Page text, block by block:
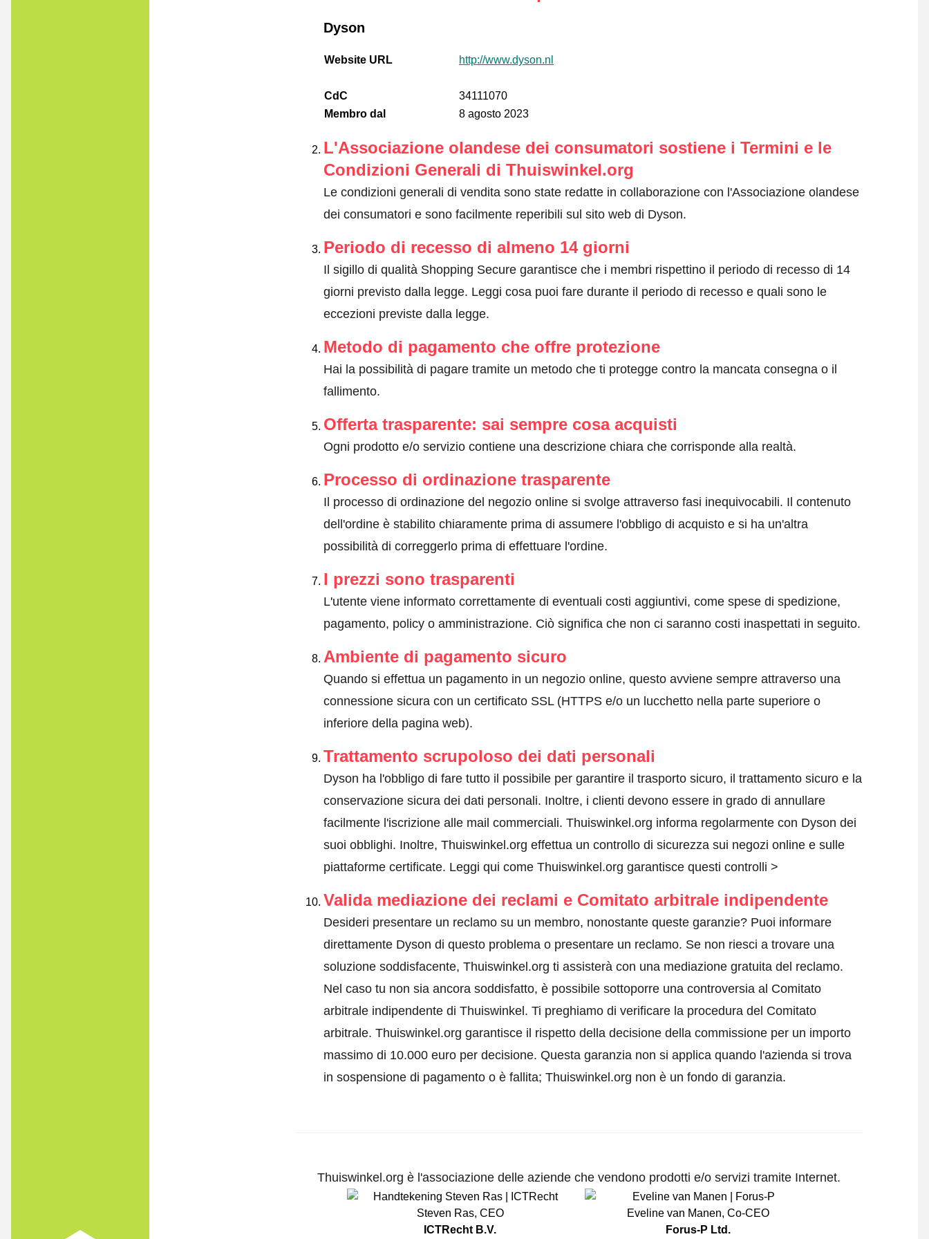
Dyson
Website URL http://www.dyson.nl
CdC
34111070
Membro dal
8 agosto 2023
L'Associazione olandese dei consumatori sostiene i Termini e le
Condizioni Generali di Thuiswinkel.org
Le condizioni generali di vendita sono state redatte in collaborazione con l'Associazione olandese
dei consumatori e sono facilmente reperibili sul sito web di Dyson.
Periodo di recesso di almeno 14 giorni
Il sigillo di qualità Shopping Secure garantisce che i membri rispettino il periodo di recesso di 14
giorni previsto dalla legge. Leggi cosa puoi fare durante il periodo di recesso e quali sono le
eccezioni previste dalla legge.
Metodo di pagamento che offre protezione
Hai la possibilità di pagare tramite un metodo che ti protegge contro la mancata consegna o il
fallimento.
Offerta trasparente: sai sempre cosa acquisti
Ogni prodotto e/o servizio contiene una descrizione chiara che corrisponde alla realtà.
Processo di ordinazione trasparente
Il processo di ordinazione del negozio online si svolge attraverso fasi inequivocabili. Il contenuto
dell'ordine è stabilito chiaramente prima di assumere l'obbligo di acquisto e si ha un'altra
possibilità di correggerlo prima di effettuare l'ordine.
I prezzi sono trasparenti
L'utente viene informato correttamente di eventuali costi aggiuntivi, come spese di spedizione,
pagamento, policy o amministrazione. Ciò significa che non ci saranno costi inaspettati in seguito.
Ambiente di pagamento sicuro
Quando si effettua un pagamento in un negozio online, questo avviene sempre attraverso una
connessione sicura con un certificato SSL (HTTPS e/o un lucchetto nella parte superiore o
inferiore della pagina web).
Trattamento scrupoloso dei dati personali
Dyson ha l'obbligo di fare tutto il possibile per garantire il trasporto sicuro, il trattamento sicuro e la
conservazione sicura dei dati personali. Inoltre, i clienti devono essere in grado di annullare
facilmente l'iscrizione alle mail commerciali. Thuiswinkel.org informa regolarmente con Dyson dei
suoi obblighi. Inoltre, Thuiswinkel.org effettua un controllo di sicurezza sui negozi online e sulle
piattaforme certificate. Leggi qui come Thuiswinkel.org garantisce questi controlli >
Valida mediazione dei reclami e Comitato arbitrale indipendente
Desideri presentare un reclamo su un membro, nonostante queste garanzie? Puoi informare
direttamente Dyson di questo problema o presentare un reclamo. Se non riesci a trovare una
soluzione soddisfacente, Thuiswinkel.org ti assisterà con una mediazione gratuita del reclamo.
Nel caso tu non sia ancora soddisfatto, è possibile sottoporre una controversia al Comitato
arbitrale indipendente di Thuiswinkel. Ti preghiamo di verificare la procedura del Comitato
arbitrale. Thuiswinkel.org garantisce il rispetto della decisione della commissione per un importo
massimo di 10.000 euro per decisione. Questa garanzia non si applica quando l'azienda si trova
in sospensione di pagamento o è fallita; Thuiswinkel.org non è un fondo di garanzia.
Thuiswinkel.org è l'associazione delle aziende che vendono prodotti e/o servizi tramite Internet.
Steven Ras, CEO
ICTRecht B.V.
Eveline van Manen, Co-CEO
Forus-P Ltd.